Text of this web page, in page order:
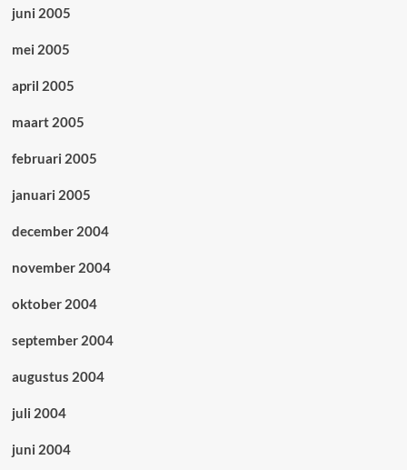
juni 2005
mei 2005
april 2005
maart 2005
februari 2005
januari 2005
december 2004
november 2004
oktober 2004
september 2004
augustus 2004
juli 2004
juni 2004